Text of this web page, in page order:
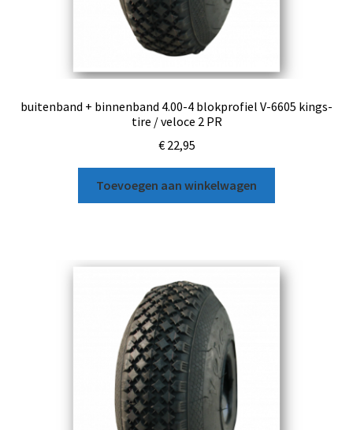
buitenband + binnenband 4.00-4 blokprofiel V-6605 kings-
tire / veloce 2 PR
€22,95
Toevoegen aan winkelwagen